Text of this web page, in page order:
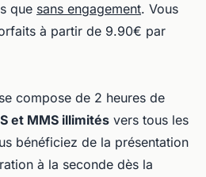
que sans engagement. Vous
à partir de 9.90€ par
compose de 2 heures de
et MMS illimités vers tous les
bénéficiez de la présentation
à la seconde dès la